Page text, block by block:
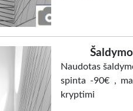
Naudotas
spinta -90€ ,
kryptimi